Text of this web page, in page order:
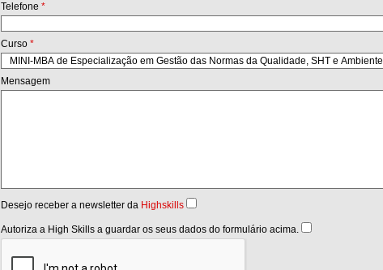
Telefone *
Curso *
Mensagem
Desejo receber a newsletter da Highskills
Autoriza a High Skills a guardar os seus dados do formulário acima.